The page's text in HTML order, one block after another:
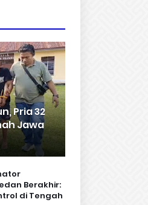
Pria 32
Jawa
Berakhir:
di Tengah